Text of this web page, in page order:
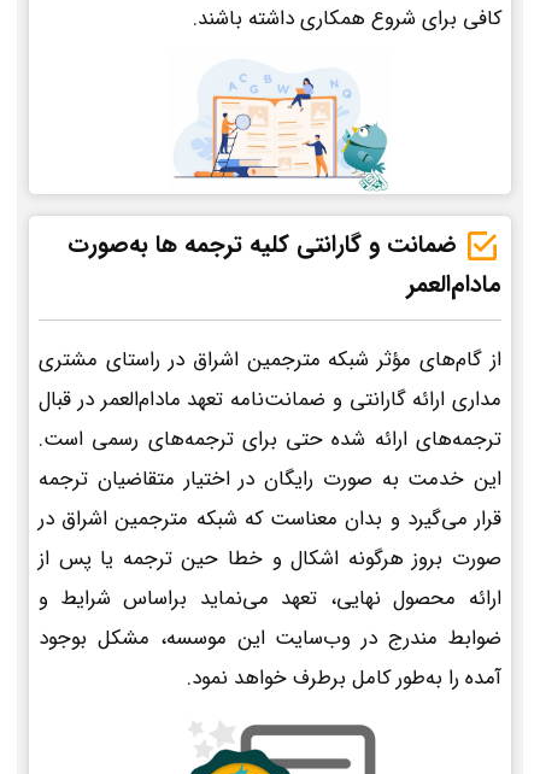
کافی برای شروع همکاری داشته باشند.
ضمانت و گارانتی کلیه ترجمه ها به‌صورت
مادام‌العمر
از گام‌های مؤثر شبکه مترجمین اشراق در راستای مشتری
مداری ارائه گارانتی و ضمانت‌نامه تعهد مادام‌العمر در قبال
ترجمه‌های ارائه شده حتی برای ترجمه‌های رسمی است.
این خدمت به صورت رایگان در اختیار متقاضیان ترجمه
قرار می‌گیرد و بدان معناست که شبکه مترجمین اشراق در
صورت بروز هرگونه اشکال و خطا حین ترجمه یا پس از
ارائه محصول نهایی، تعهد می‌نماید براساس شرایط و
ضوابط مندرج در وب‌سایت این موسسه، مشکل بوجود
آمده را به‌طور کامل برطرف خواهد نمود.